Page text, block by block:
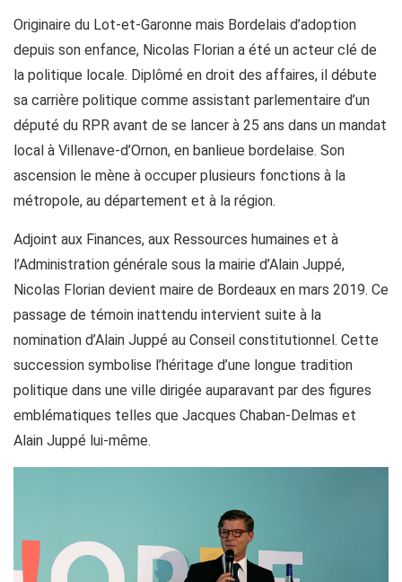
Originaire du Lot-et-Garonne mais Bordelais d’adoption
depuis son enfance, Nicolas Florian a été un acteur clé de
la politique locale. Diplômé en droit des affaires, il débute
sa carrière politique comme assistant parlementaire d’un
député du RPR avant de se lancer à 25 ans dans un mandat
local à Villenave-d’Ornon, en banlieue bordelaise. Son
ascension le mène à occuper plusieurs fonctions à la
métropole, au département et à la région.
Adjoint aux Finances, aux Ressources humaines et à
l’Administration générale sous la mairie d’Alain Juppé,
Nicolas Florian devient maire de Bordeaux en mars 2019. Ce
passage de témoin inattendu intervient suite à la
nomination d’Alain Juppé au Conseil constitutionnel. Cette
succession symbolise l’héritage d’une longue tradition
politique dans une ville dirigée auparavant par des figures
emblématiques telles que Jacques Chaban-Delmas et
Alain Juppé lui-même.